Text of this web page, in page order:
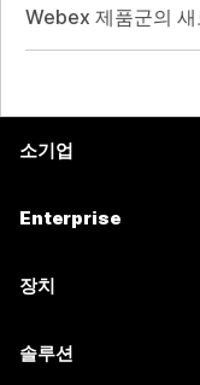
Webex 제품군의 새
소기업
Enterprise
장치
솔루션